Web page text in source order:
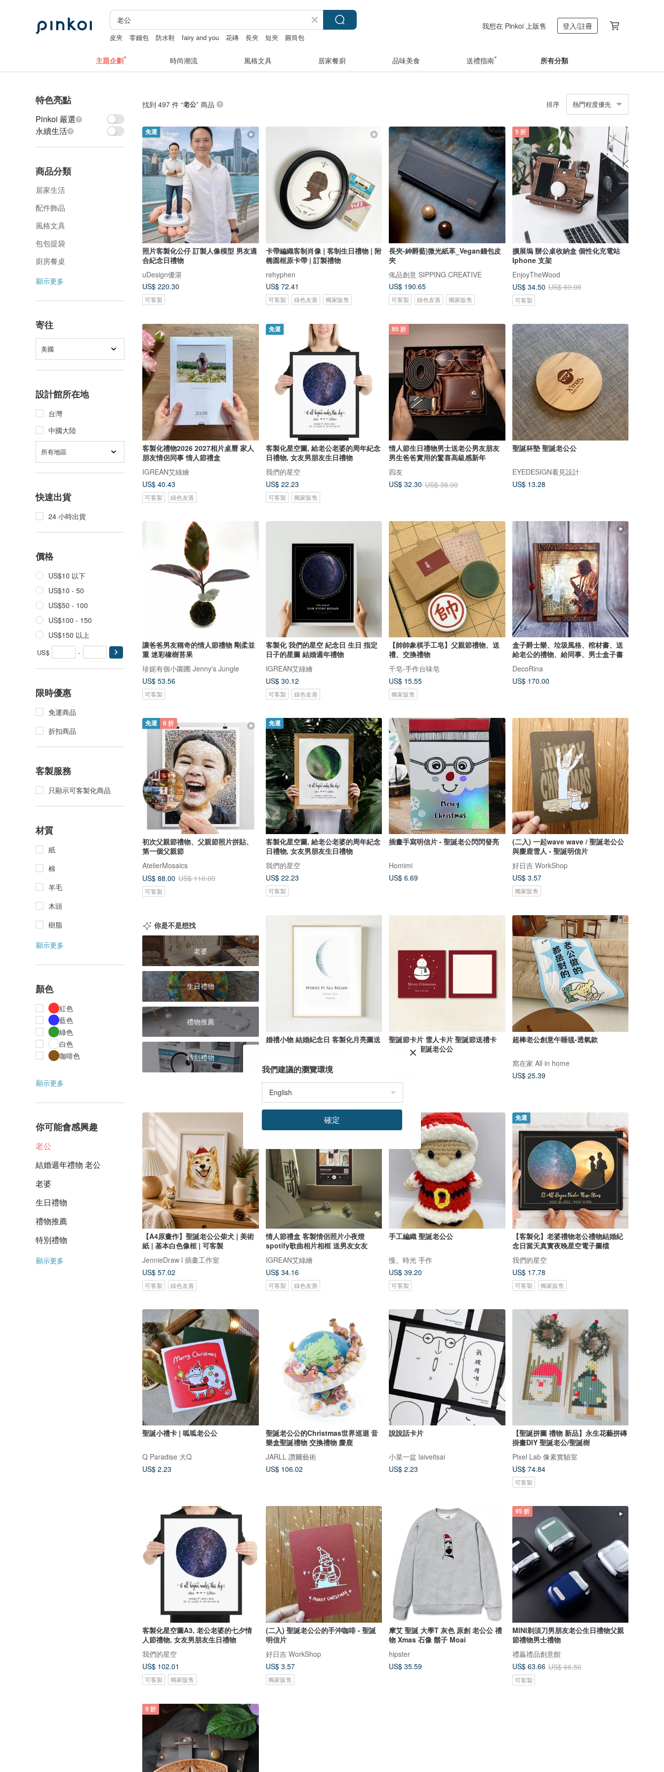
皮夾 零錢包 防水鞋 fairy and you 花磚 長夾 短夾 圓筒包
我想在 Pinkoi 上販售 登入/註冊
主題企劃 時尚潮流 風格文具 居家餐廚 品味美食 送禮指南 所有分類
特色亮點
Pinkoi 嚴選
永續生活
商品分類
居家生活
配件飾品
風格文具
包包提袋
廚房餐桌
顯示更多
寄往
美國
設計館所在地
台灣
中國大陸
所有地區
快速出貨
24 小時出貨
價格
US$10 以下
US$10 - 50
US$50 - 100
US$100 - 150
US$150 以上
US$ -
限時優惠
免運商品
折扣商品
客製服務
只顯示可客製化商品
材質
紙
棉
羊毛
木頭
樹脂
顯示更多
顏色
紅色
藍色
綠色
白色
咖啡色
顯示更多
你可能會感興趣
老公
結婚週年禮物 老公
老婆
生日禮物
禮物推薦
特別禮物
顯示更多
找到 497 件 “老公” 商品 排序 熱門程度優先
免運
照片客製化公仔 訂製人像模型 男友適
合紀念日禮物
uDesign優湛
US$ 220.30
可客製
卡帶編織客制肖像 | 客制生日禮物 | 附
椭圆框原卡帶 | 訂製禮物
rehyphen
US$ 72.41
可客製 綠色友善 獨家販售
長夾-紳爵藍|微光紙革_Vegan錢包皮
夾
俬品創意 SIPPING CREATIVE
US$ 190.65
可客製 綠色友善 獨家販售
5 折
擴展塢 辦公桌收納盒 個性化充電站
Iphone 支架
EnjoyTheWood
US$ 34.50 US$ 69.00
可客製
客製化禮物2026 2027相片桌曆 家人
朋友情侶同事 情人節禮盒
IGREAN艾綠繪
US$ 40.43
可客製 綠色友善
免運
客製化星空圖, 給老公老婆的周年紀念
日禮物, 女友男朋友生日禮物
我們的星空
US$ 22.23
可客製 獨家販售
85 折
情人節生日禮物男士送老公男友朋友
男生爸爸實用的驚喜高級感新年
四友
US$ 32.30 US$ 38.00
聖誕杯墊 聖誕老公公
EYEDESIGN看見設計
US$ 13.28
讓爸爸男友稱奇的情人節禮物 剛柔並
重 迷彩橡樹苔果
珍妮有個小園圃 Jenny's Jungle
US$ 53.56
可客製
客製化 我們的星空 紀念日 生日 指定
日子的星圖 結婚週年禮物
IGREAN艾綠繪
US$ 30.12
可客製 綠色友善
【帥帥象棋手工皂】父親節禮物、送
禮、交換禮物
干皂-手作台味皂
US$ 15.55
獨家販售
盒子爵士樂、垃圾風格、棺材書、送
給老公的禮物、給同事、男士盒子書
DecoRina
US$ 170.00
免運 8 折
初次父親節禮物、父親節照片拼貼、
第一個父親節
AtelierMosaics
US$ 88.00 US$ 110.00
可客製
免運
客製化星空圖, 給老公老婆的周年紀念
日禮物, 女友男朋友生日禮物
我們的星空
US$ 22.23
可客製
插畫手寫明信片 - 聖誕老公閃閃發亮
Homimi
US$ 6.69
(二入) 一起wave wave / 聖誕老公公
與麋鹿雪人 - 聖誕明信片
好日吉 WorkShop
US$ 3.57
獨家販售
你是不是想找
老婆
生日禮物
禮物推薦
特別禮物
婚禮小物 結婚紀念日 客製化月亮圖送
US$ 40.43
可客製
聖誕節卡片 雪人卡片 聖誕節送禮卡
聖誕小卡 聖誕老公公
超棒老公創意午睡毯-透氣款
窩在家 All in home
US$ 25.39
【A4原畫作】聖誕老公公柴犬 | 美術
紙 | 基本白色像框 | 可客製
JennieDraw l 插畫工作室
US$ 57.02
可客製 綠色友善
情人節禮盒 客製情侶照片小夜燈
spotify歌曲相片相框 送男友女友
IGREAN艾綠繪
US$ 34.16
可客製 綠色友善
手工編織 聖誕老公公
慢。時光 手作
US$ 39.20
可客製
免運
【客製化】老婆禮物老公禮物結婚紀
念日當天真實夜晚星空電子圖檔
我們的星空
US$ 17.78
可客製 獨家販售
聖誕小禮卡 | 呱呱老公公
Q Paradise 大Q
US$ 2.23
聖誕老公公的Christmas世界巡迴 音
樂盒聖誕禮物 交換禮物 麋鹿
JARLL 讚爾藝術
US$ 106.02
說說話卡片
小菜一盆 laiveitsai
US$ 2.23
【聖誕拼圖 禮物 新品】永生花藝拼磚
掛畫DIY 聖誕老公/聖誕樹
Pixel Lab 像素實驗室
US$ 74.84
可客製
客製化星空圖A3, 老公老婆的七夕情
人節禮物, 女友男朋友生日禮物
我們的星空
US$ 102.01
可客製 獨家販售
(二入) 聖誕老公公的手沖咖啡 - 聖誕
明信片
好日吉 WorkShop
US$ 3.57
獨家販售
摩艾 聖誕 大學T 灰色 原創 老公公 禮
物 Xmas 石像 鬍子 Moai
hipster
US$ 35.59
95 折
MINI剃須刀男朋友老公生日禮物父親
節禮物男士禮物
禮贏禮品創意館
US$ 63.66 US$ 66.50
可客製
9 折
我們建議的瀏覽環境
確定